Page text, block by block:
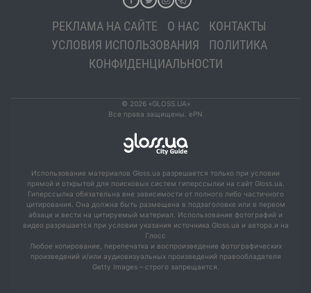
выставка древнерусской живописи
До 28 ноября KievFotoCom представляет
мировых мастеров фотоискусства
старинных дамских нарядов
фотовыставка Билла Брандта
сделать из велосипеда
06 ноября 10:00 В Киеве раздают "волшебные поцелуи"
05 ноября 17:00 Завтра в Киеве открывается выставка
новейших технологий и оборудования
05 ноября 10:00 Художественный арсенал предлагает
киевлянам выставку картин из тюля
РЕКЛАМА НА САЙТЕ О НАС
КОНТАКТЫ
УСЛОВИЯ ИСПОЛЬЗОВАНИЯ
ПОЛИТИКА
КОНФИДЕНЦИАЛЬНОСТИ
© 2026 «GLOSS.UA»
Все права защищены. ePN
Использование материалов Gloss.ua разрешается только при условии
прямой и открытой для поисковых систем гиперссылки на сайт Gloss.ua.
Гиперссылка обязательна вне зависимости от полного либо частичного
цитирования. Она должна быть размещена в подзаголовке или в первом
абзаце и вести на цитируемый материал. Использование фотографий и
видео разрешается при условии указания источника Gloss.ua и автора.и на
Глосс
Любое копирование, перепечатка и воспроизведение фотографических
произведений и/или аудиовизуальных произведений правообладателя
Getty Images – строго запрещается.